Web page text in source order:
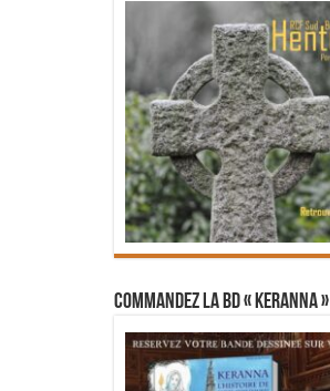
Commandez la BD « Keranna »